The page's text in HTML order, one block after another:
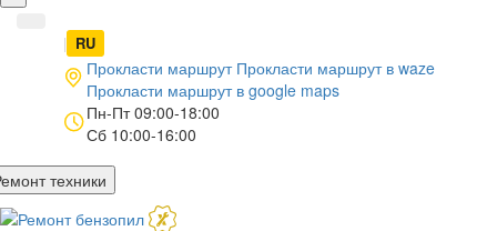
| RU
Прокласти маршрут Прокласти маршрут в waze
Прокласти маршрут в google maps
Пн-Пт 09:00-18:00
Сб 10:00-16:00
техники